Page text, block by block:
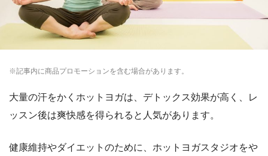
※記事内に商品プロモーションを含む場合があります。
大量の汗をかくホットヨガは、デトックス効果が高く、レ
ッスン後は爽快感を得られると人気があります。
健康維持やダイエットのために、ホットヨガスタジオをや